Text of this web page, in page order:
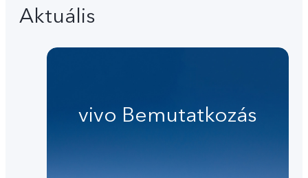
Aktuális
vivo Bemutatkozás